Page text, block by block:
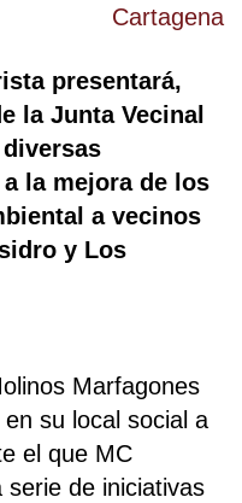
Cartagena
presentará,
la Junta Vecinal
la mejora de los
a vecinos
y Los
Marfagones
su local social a
el que MC
de iniciativas